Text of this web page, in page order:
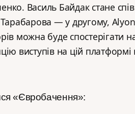
Василь Байдак стане
Тарабарова — у другому,
можна буде спостерігати
виступів на цій
«Євробачення»: